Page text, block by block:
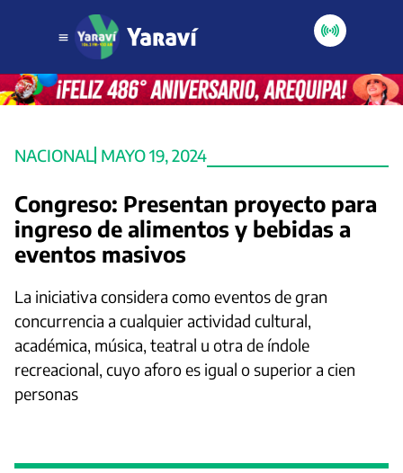
NACIONAL MAYO 19, 2024
Congreso: Presentan proyecto para
ingreso de alimentos y bebidas a
eventos masivos
La iniciativa considera como eventos de gran
concurrencia a cualquier actividad cultural,
académica, música, teatral u otra de índole
recreacional, cuyo aforo es igual o superior a cien
personas